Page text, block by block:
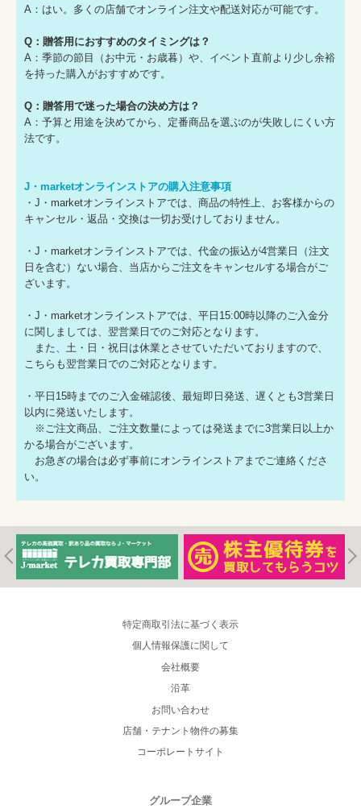
A：はい。多くの店舗でオンライン注文や配送対応が可能です。
Q：贈答用におすすめのタイミングは？
A：季節の節目（お中元・お歳暮）や、イベント直前より少し余裕
を持った購入がおすすめです。
Q：贈答用で迷った場合の決め方は？
A：予算と用途を決めてから、定番商品を選ぶのが失敗しにくい方
法です。
J・marketオンラインストアの購入注意事項
・J・marketオンラインストアでは、商品の特性上、お客様からの
キャンセル・返品・交換は一切お受けしておりません。
・J・marketオンラインストアでは、代金の振込が4営業日（注文
日を含む）ない場合、当店からご注文をキャンセルする場合がご
ざいます。
・J・marketオンラインストアでは、平日15:00時以降のご入金分
に関しましては、翌営業日でのご対応となります。
また、土・日・祝日は休業とさせていただいておりますので、
こちらも翌営業日でのご対応となります。
・平日15時までのご入金確認後、最短即日発送、遅くとも3営業日
以内に発送いたします。
※ご注文商品、ご注文数量によっては発送までに3営業日以上か
かる場合がございます。
お急ぎの場合は必ず事前にオンラインストアまでご連絡くださ
い。
特定商取引法に基づく表示
個人情報保護に関して
会社概要
沿革
お問い合わせ
店舗・テナント物件の募集
コーポレートサイト
グループ企業